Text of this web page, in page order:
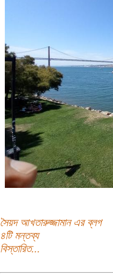
সৈয়দ আখতারুজ্জামান এর ব্লগ
৪টি মন্তব্য
বিস্তারিত...